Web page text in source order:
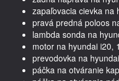
zapaľovacia cievka na
pravá predná poloos
lambda sonda na
motor na hyundai i20,
prevodovka na
páčka na otváranie